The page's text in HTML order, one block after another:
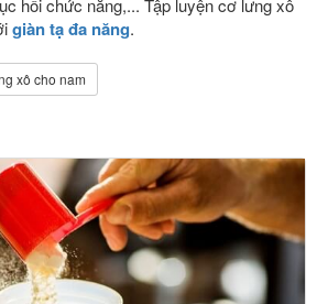
hồi chức năng,... Tập luyện cơ lưng xô
giàn tạ đa năng.
xô cho nam